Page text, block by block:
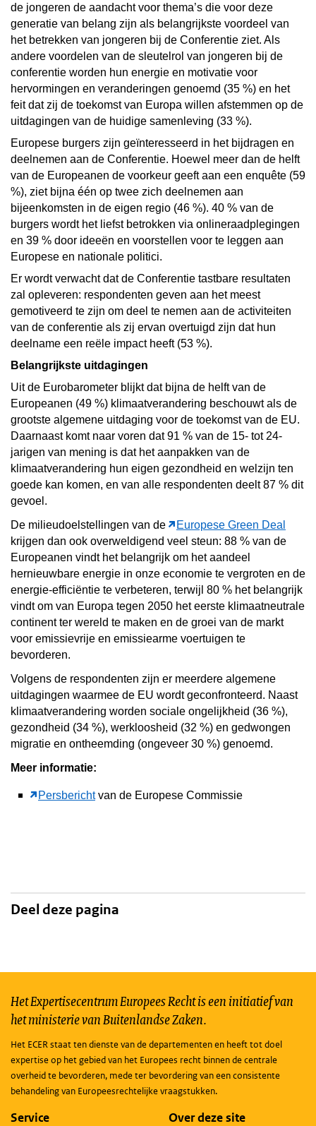
de jongeren de aandacht voor thema’s die voor deze
generatie van belang zijn als belangrijkste voordeel van
het betrekken van jongeren bij de Conferentie ziet. Als
andere voordelen van de sleutelrol van jongeren bij de
conferentie worden hun energie en motivatie voor
hervormingen en veranderingen genoemd (35 %) en het
feit dat zij de toekomst van Europa willen afstemmen op de
uitdagingen van de huidige samenleving (33 %).
Europese burgers zijn geïnteresseerd in het bijdragen en
deelnemen aan de Conferentie. Hoewel meer dan de helft
van de Europeanen de voorkeur geeft aan een enquête (59
%), ziet bijna één op twee zich deelnemen aan
bijeenkomsten in de eigen regio (46 %). 40 % van de
burgers wordt het liefst betrokken via onlineraadplegingen
en 39 % door ideeën en voorstellen voor te leggen aan
Europese en nationale politici.
Er wordt verwacht dat de Conferentie tastbare resultaten
zal opleveren: respondenten geven aan het meest
gemotiveerd te zijn om deel te nemen aan de activiteiten
van de conferentie als zij ervan overtuigd zijn dat hun
deelname een reële impact heeft (53 %).
Belangrijkste uitdagingen
Uit de Eurobarometer blijkt dat bijna de helft van de
Europeanen (49 %) klimaatverandering beschouwt als de
grootste algemene uitdaging voor de toekomst van de EU.
Daarnaast komt naar voren dat 91 % van de 15- tot 24-
jarigen van mening is dat het aanpakken van de
klimaatverandering hun eigen gezondheid en welzijn ten
goede kan komen, en van alle respondenten deelt 87 % dit
gevoel.
De milieudoelstellingen van de
Europese Green Deal
krijgen dan ook overweldigend veel steun: 88 % van de
Europeanen vindt het belangrijk om het aandeel
hernieuwbare energie in onze economie te vergroten en de
energie-efficiëntie te verbeteren, terwijl 80 % het belangrijk
vindt om van Europa tegen 2050 het eerste klimaatneutrale
continent ter wereld te maken en de groei van de markt
voor emissievrije en emissiearme voertuigen te
bevorderen.
Volgens de respondenten zijn er meerdere algemene
uitdagingen waarmee de EU wordt geconfronteerd. Naast
klimaatverandering worden sociale ongelijkheid (36 %),
gezondheid (34 %), werkloosheid (32 %) en gedwongen
migratie en ontheemding (ongeveer 30 %) genoemd.
Meer informatie:
Persberichtvan de Europese Commissie
Deel deze pagina
Het Expertisecentrum Europees Recht is een initiatief van
het ministerie van Buitenlandse Zaken.
Het ECER staat ten dienste van de departementen en heeft tot doel
expertise op het gebied van het Europees recht binnen de centrale
overheid te bevorderen, mede ter bevordering van een consistente
behandeling van Europeesrechtelijke vraagstukken.
Service Over deze site